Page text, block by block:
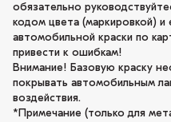
обязательно
кодом цвета (маркировкой) и
автомобильной краски по
привести к ошибкам!
Внимание! Базовую краску
покрывать автомобильным
воздействия.
*Примечание (только для